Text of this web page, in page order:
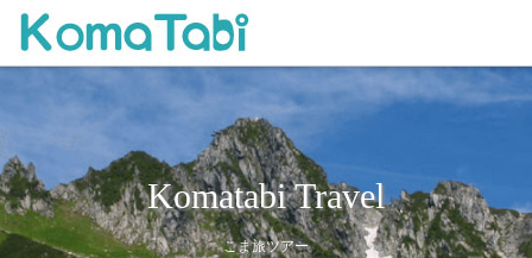
Komatabi Travel
こま旅ツアー